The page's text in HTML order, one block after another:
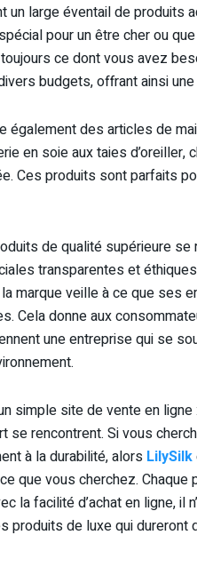
un large éventail de produits
pour un être cher ou
ce dont vous avez
budgets, offrant ainsi
également des articles de
en soie aux taies
Ces produits sont parfaits
de qualité supérieure se
transparentes et
marque veille à ce que ses
Cela donne aux
une entreprise qui se
simple site de vente en ligne
se rencontrent. Si vous
à la durabilité, alors LilySilk
que vous cherchez. Chaque
la facilité d’achat en ligne, il
produits de luxe qui dureront